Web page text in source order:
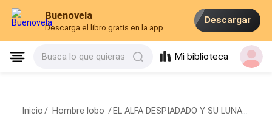
Buenovela
Descarga el libro gratis en la app
Descargar
Busca lo que quieras Mi biblioteca
Inicio / Hombre lobo / EL ALFA DESPIADADO Y SU LUNA FALSA.